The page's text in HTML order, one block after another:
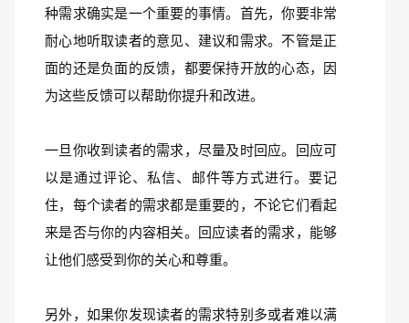
种需求确实是一个重要的事情。首先，你要非常
耐心地听取读者的意见、建议和需求。不管是正
面的还是负面的反馈，都要保持开放的心态，因
为这些反馈可以帮助你提升和改进。
一旦你收到读者的需求，尽量及时回应。回应可
以是通过评论、私信、邮件等方式进行。要记
住，每个读者的需求都是重要的，不论它们看起
来是否与你的内容相关。回应读者的需求，能够
让他们感受到你的关心和尊重。
另外，如果你发现读者的需求特别多或者难以满